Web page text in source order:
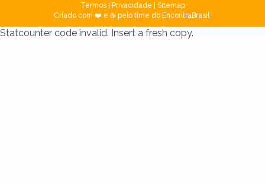
Termos| Privacidade
Sitemap
Criado com ❤️ e ☕ pelo time do EncontraBrasil
Statcounter code invalid. Insert a fresh copy.